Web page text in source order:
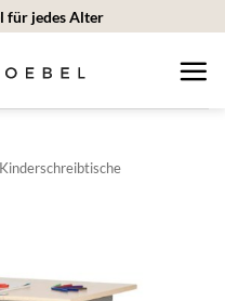
für jedes Alter
Kinderschreibtische